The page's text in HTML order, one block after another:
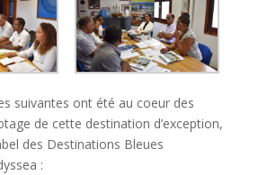
suivantes ont été au coeur des
de cette destination d’exception,
des Destinations Bleues
: